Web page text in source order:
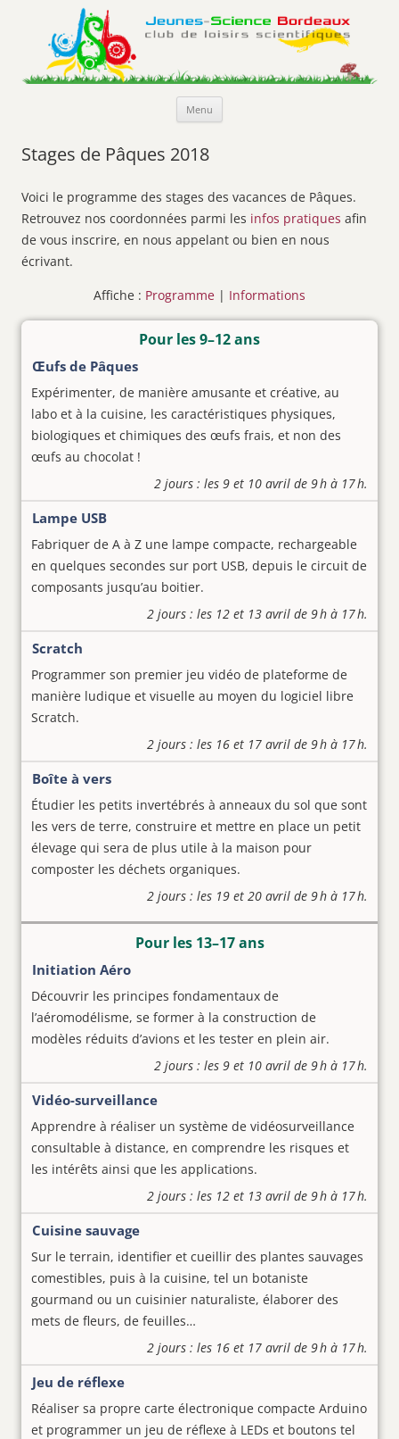
Jeunes-Science Bordeaux
Club de loisirs scientifiques
Menu
Stages de Pâques 2018
Voici le programme des stages des vacances de Pâques.
Retrouvez nos coordonnées parmi les infos pratiques afin
de vous inscrire, en nous appelant ou bien en nous
écrivant.
Affiche : Programme | Informations
Pour les 9–12 ans
Œufs de Pâques
Expérimenter, de manière amusante et créative, au
labo et à la cuisine, les caractéristiques physiques,
biologiques et chimiques des œufs frais, et non des
œufs au chocolat !
2 jours : les 9 et 10 avril de 9 h à 17 h.
Lampe USB
Fabriquer de A à Z une lampe compacte, rechargeable
en quelques secondes sur port USB, depuis le circuit de
composants jusqu’au boitier.
2 jours : les 12 et 13 avril de 9 h à 17 h.
Scratch
Programmer son premier jeu vidéo de plateforme de
manière ludique et visuelle au moyen du logiciel libre
Scratch.
2 jours : les 16 et 17 avril de 9 h à 17 h.
Boîte à vers
Étudier les petits invertébrés à anneaux du sol que sont
les vers de terre, construire et mettre en place un petit
élevage qui sera de plus utile à la maison pour
composter les déchets organiques.
2 jours : les 19 et 20 avril de 9 h à 17 h.
Pour les 13–17 ans
Initiation Aéro
Découvrir les principes fondamentaux de
l’aéromodélisme, se former à la construction de
modèles réduits d’avions et les tester en plein air.
2 jours : les 9 et 10 avril de 9 h à 17 h.
Vidéo-surveillance
Apprendre à réaliser un système de vidéosurveillance
consultable à distance, en comprendre les risques et
les intérêts ainsi que les applications.
2 jours : les 12 et 13 avril de 9 h à 17 h.
Cuisine sauvage
Sur le terrain, identifier et cueillir des plantes sauvages
comestibles, puis à la cuisine, tel un botaniste
gourmand ou un cuisinier naturaliste, élaborer des
mets de fleurs, de feuilles…
2 jours : les 16 et 17 avril de 9 h à 17 h.
Jeu de réflexe
Réaliser sa propre carte électronique compacte Arduino
et programmer un jeu de réflexe à LEDs et boutons tel